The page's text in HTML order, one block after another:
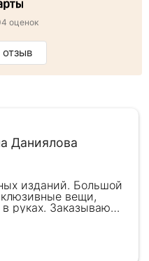
оценок
отзыв
Даниялова
изданий. Большой
вещи,
руках. Заказываю
партнеров,
общения с
самих книг.